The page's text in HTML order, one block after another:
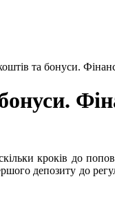
та бонуси.
кроків до
депозиту до